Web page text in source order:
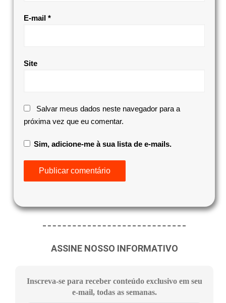
E-mail *
Site
Salvar meus dados neste navegador para a
próxima vez que eu comentar.
Sim, adicione-me à sua lista de e-mails.
ASSINE NOSSO INFORMATIVO
Inscreva-se para receber conteúdo exclusivo em seu
e-mail, todas as semanas.